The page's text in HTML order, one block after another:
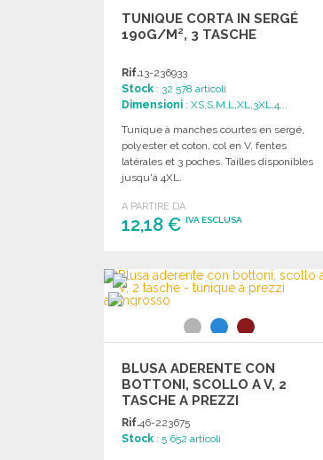
TUNIQUE CORTA IN SERGÉ
190G/M², 3 TASCHE
Rif.13-236933
Stock : 32 578 articoli
Dimensioni : XS,S,M,L,XL,3XL,4...
Tunique à manches courtes en sergé,
polyester et coton, col en V, fentes
latérales et 3 poches. Tailles disponibles
jusqu'à 4XL.
A PARTIRE DA
12,18 € IVA ESCLUSA
Richiedi un preventivo
BLUSA ADERENTE CON
BOTTONI, SCOLLO A V, 2
TASCHE A PREZZI
ALL'INGROSSO
Rif.46-223675
Stock : 5 652 articoli